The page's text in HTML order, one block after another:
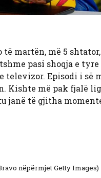
martën, më 5
pasi shoqja e
Episodi i së
Kishte më pak fjalë
të gjitha
nëpërmjet Getty Images)